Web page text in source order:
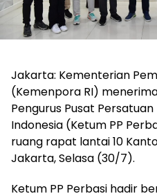
Jakarta: Kementerian
(Kemenpora RI)
Pengurus Pusat
Indonesia (Ketum PP
ruang rapat lantai 10
Jakarta, Selasa (30/7).
Ketum PP Perbasi hadir